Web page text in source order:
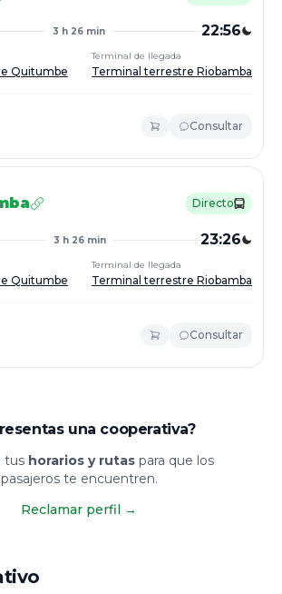
3 h 26 min 22:56
Quitumbe
Terminal de llegada
Terminal terrestre Riobamba
Consultar
Directo
3 h 26 min 23:26
Quitumbe
Terminal de llegada
Terminal terrestre Riobamba
Consultar
una cooperativa?
tus horarios y rutas para que los
pasajeros te encuentren.
Reclamar perfil →